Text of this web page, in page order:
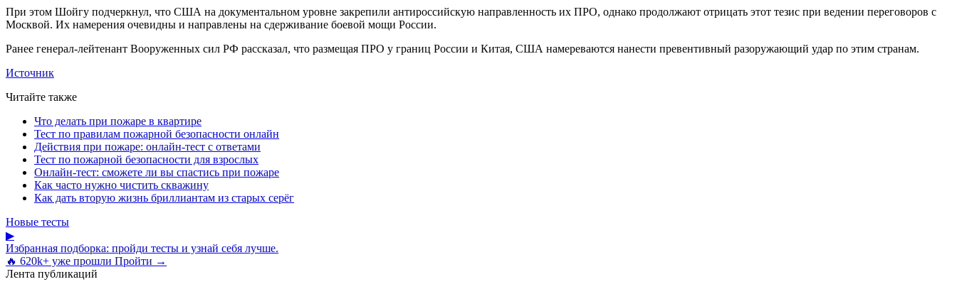
При этом Шойгу подчеркнул, что США на документальном уровне закрепили антироссийскую направленность их ПРО, однако продолжают отрицать этот тезис при ведении переговоров с
Москвой. Их намерения очевидны и направлены на сдерживание боевой мощи России.
Ранее генерал-лейтенант Вооруженных сил РФ рассказал, что размещая ПРО у границ России и Китая, США намереваются нанести превентивный разоружающий удар по этим странам.
Источник
Читайте также
Что делать при пожаре в квартире
Тест по правилам пожарной безопасности онлайн
Действия при пожаре: онлайн-тест с ответами
Тест по пожарной безопасности для взрослых
Онлайн-тест: сможете ли вы спастись при пожаре
Как часто нужно чистить скважину
Как дать вторую жизнь бриллиантам из старых серёг
Новые тесты
▶
Избранная подборка: пройди тесты и узнай себя лучше.
🔥 620k+ уже прошли Пройти →
Лента публикаций